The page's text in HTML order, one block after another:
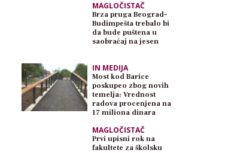
MAGLOČISTAČ
Brza pruga Beograd–
Budimpešta trebalo bi
da bude puštena u
saobraćaj na jesen
IN MEDIJA
Most kod Barice
poskupeo zbog novih
temelja: Vrednost
radova procenjena na
17 miliona dinara
MAGLOČISTAČ
Prvi upisni rok na
fakultete za školsku